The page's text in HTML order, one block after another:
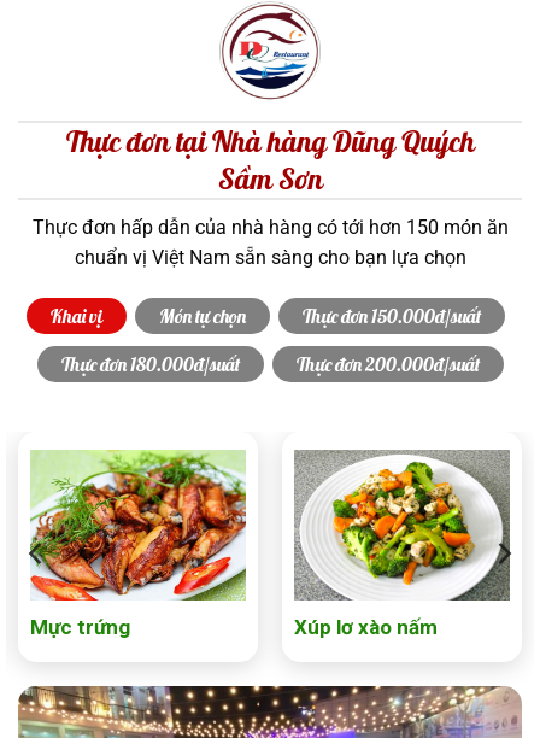
Thực đơn tại Nhà hàng Dũng Quých
Sầm Sơn
Thực đơn hấp dẫn của nhà hàng có tới hơn 150 món ăn
chuẩn vị Việt Nam sẵn sàng cho bạn lựa chọn
Khai vị Món tự chọn
Thực đơn 150.000đ/suất
Thực đơn 180.000đ/suất
Thực đơn 200.000đ/suất
Mực trứng Xúp lơ xào nấm